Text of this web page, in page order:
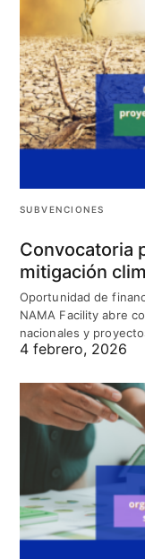
SUBVENCIONES
Convocatoria
mitigación
Oportunidad de
NAMA Facility abre
nacionales y
4 febrero, 2026